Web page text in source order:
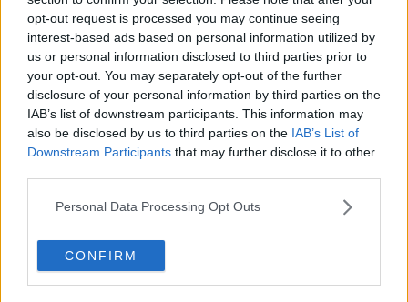
opt-out request is processed you may continue seeing
interest-based ads based on personal information utilized by
us or personal information disclosed to third parties prior to
your opt-out. You may separately opt-out of the further
disclosure of your personal information by third parties on the
IAB’s list of downstream participants. This information may
also be disclosed by us to third parties on the IAB’s List of
Downstream Participants that may further disclose it to other
Personal Data Processing Opt Outs
CONFIRM
La maternità
​L’uomo o l’orso?
Non hanno un amico a teatro​
​Tutta una questione di rispetto
​Cose che ci esauriscono
​Vespa che passione!
​Lasciate ai vostri figli il diritto di piangere
​Parole d’amore regalate al vento
​Saper pazientare
​Giornata del Fiocchetto Lilla
​Venerdì emozionalmente sostenibile
Ma ti ascolti?
Contornati di persone che…
Non dare niente per scontato